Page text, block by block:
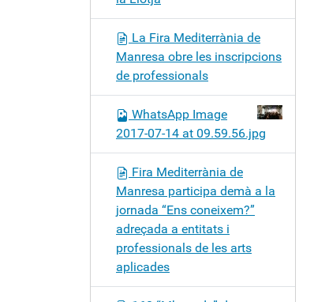
La Fira Mediterrània de
Manresa obre les inscripcions
de professionals
WhatsApp Image
2017-07-14 at 09.59.56.jpg
Fira Mediterrània de
Manresa participa demà a la
jornada “Ens coneixem?”
adreçada a entitats i
professionals de les arts
aplicades